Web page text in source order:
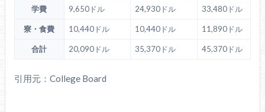
学費 9,650ドル 24,930ドル 33,480ドル
寮・食費 10,440ドル 10,440ドル 11,890ドル
合計 20,090ドル 35,370ドル 45,370ドル
引用元：College Board